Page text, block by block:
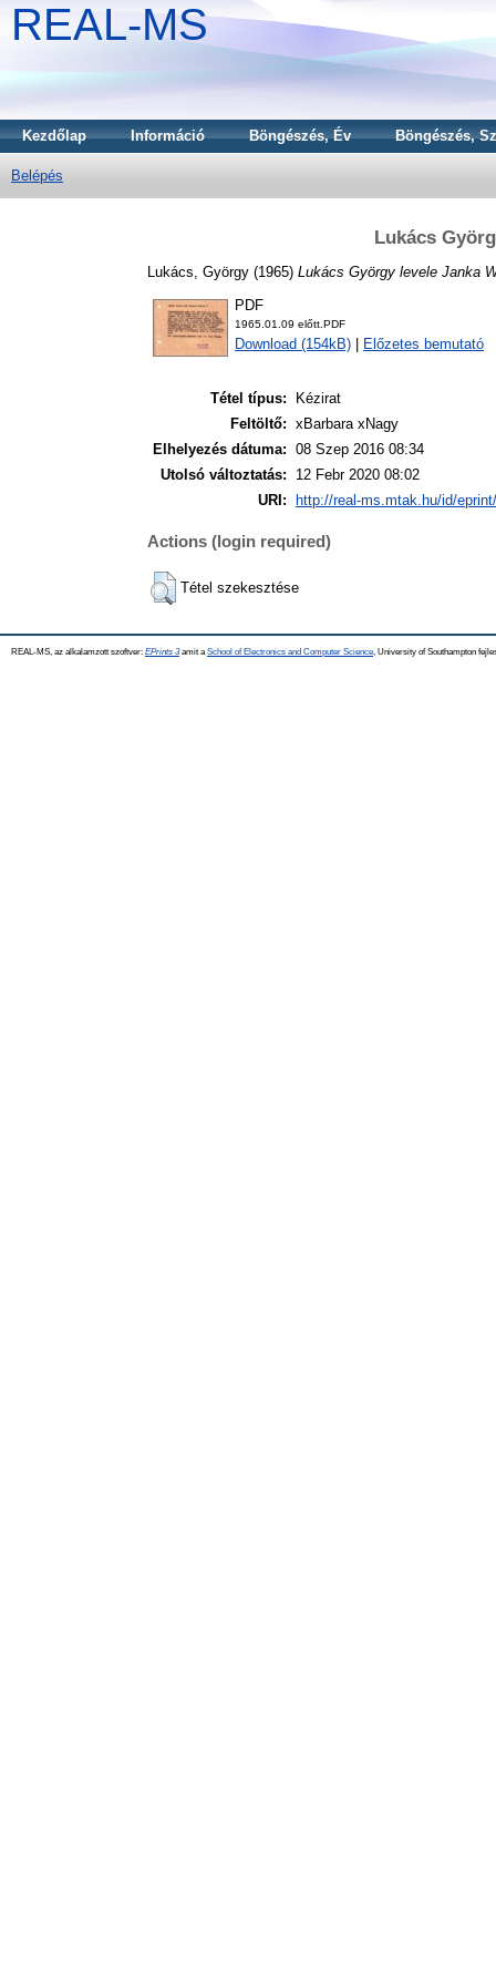
REAL-MS
Kezdőlap Információ Böngészés, Év Böngészés,
Belépés
Lukács
Lukács, György (1965) Lukács György levele Janka
PDF
1965.01.09 előtt.PDF
Download (154kB) Előzetes bemutató
Tétel típus:
Kézirat
Feltöltő: xBarbara xNagy
Elhelyezés dátuma: 08 Szep 2016 08:34
Utolsó változtatás:
12 Febr 2020 08:02
URI:
http://real-ms.mtak.hu/id/
Actions (login required)
Tétel szekesztése
REAL-MS, az alkalamzott szoftver: EPrints 3amit a School of Electronics and Computer Science , University of Southampton